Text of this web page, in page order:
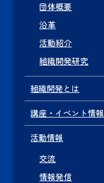
団体概要
沿革
活動紹介
組織開発研究
組織開発とは
講座・イベント情報
活動情報
交流
情報発信